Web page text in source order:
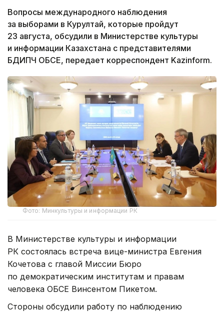
Вопросы международного наблюдения
за выборами в Курултай, которые пройдут
23 августа, обсудили в Министерстве культуры
и информации Казахстана с представителями
БДИПЧ ОБСЕ, передает корреспондент Kazinform.
Фото: Минкультуры и информации РК
В Министерстве культуры и информации
РК состоялась встреча вице-министра Евгения
Кочетова с главой Миссии Бюро
по демократическим институтам и правам
человека ОБСЕ Винсентом Пикетом.
Стороны обсудили работу по наблюдению